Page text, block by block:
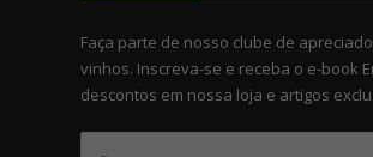
Faça parte de nosso clube de
vinhos. Inscreva-se e receba o e-book
descontos em nossa loja e artigos